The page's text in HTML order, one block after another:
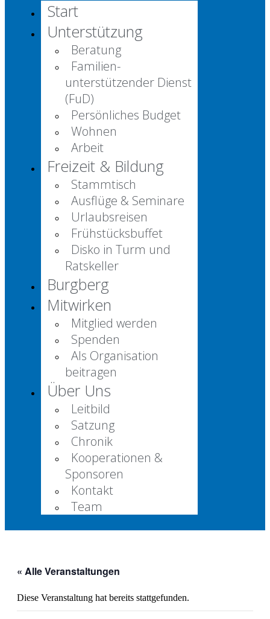
Start
Unterstützung
Beratung
Familien-
unterstützender Dienst
(FuD)
Persönliches Budget
Wohnen
Arbeit
Freizeit & Bildung
Stammtisch
Ausflüge & Seminare
Urlaubsreisen
Frühstücksbuffet
Disko in Turm und
Ratskeller
Burgberg
Mitwirken
Mitglied werden
Spenden
Als Organisation
beitragen
Über Uns
Leitbild
Satzung
Chronik
Kooperationen &
Sponsoren
Kontakt
Team
« Alle Veranstaltungen
Diese Veranstaltung hat bereits stattgefunden.